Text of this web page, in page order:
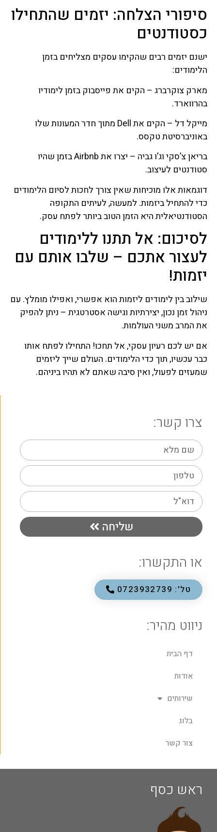
צרו קשר:
שליחה
או התקשרו:
טל': 0723932739
ניווט מהיר:
דף הבית
אודות
שירותים
בלוג
צור קשר
סיפורי הצלחה: יזמים שהתחילו
כסטודנטים
ישנם יזמים רבים שהקימו עסקים מצליחים בזמן
הלימודים:
מארק צוקרברג – הקים את פייסבוק בזמן לימודיו
בהרווארד.
מייקל דל – הקים את Dell מתוך חדר המעונות שלו
באוניברסיטת טקסס.
בריאן צ’סקי וג’ו גביה – יצרו את Airbnb בזמן שהיו
סטודנטים לעיצוב.
דוגמאות אלו מוכיחות שאין צורך לחכות לסיום הלימודים
כדי להתחיל ביזמות. למעשה, לעיתים התקופה
הסטודנטיאלית היא הזמן הטוב ביותר לפתח עסק.
לסיכום: אל תתנו ללימודים
לעצור אתכם – שלבו אותם עם
יזמות!
שילוב בין לימודים ליזמות הוא אפשרי, ואפילו מומלץ. עם
ניהול זמן נכון, יצירתיות וגישה אסטרטגית – ניתן להפיק
את המרב משני העולמות.
אם יש לכם רעיון עסקי, אל תחכו! התחילו לפתח אותו
כבר עכשיו, תוך כדי הלימודים. העולם שייך ליזמים
שמעזים לפעול, ואין סיבה שאתם לא תהיו ביניהם.
ראש כסף